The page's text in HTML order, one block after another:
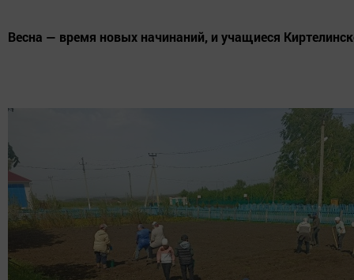
Весна — время новых начинаний, и учащиеся